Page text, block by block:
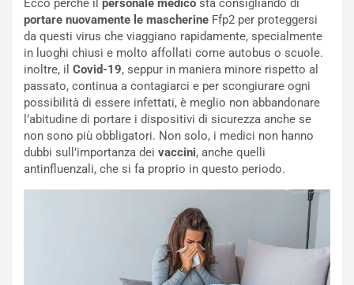
Ecco perché il personale medico sta consigliando di
portare nuovamente le mascherine Ffp2 per proteggersi
da questi virus che viaggiano rapidamente, specialmente
in luoghi chiusi e molto affollati come autobus o scuole.
inoltre, il Covid-19, seppur in maniera minore rispetto al
passato, continua a contagiarci e per scongiurare ogni
possibilità di essere infettati, è meglio non abbandonare
l’abitudine di portare i dispositivi di sicurezza anche se
non sono più obbligatori. Non solo, i medici non hanno
dubbi sull’importanza dei vaccini, anche quelli
antinfluenzali, che si fa proprio in questo periodo.